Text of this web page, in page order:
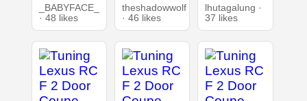
_BABYFACE_
· 48 likes
theshadowwolf
· 46 likes
lhutagalung ·
37 likes